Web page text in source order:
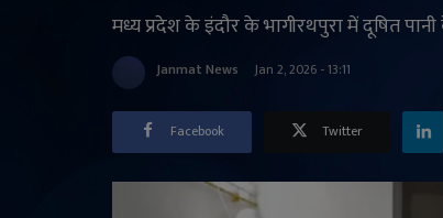
मध्य प्रदेश के इंदौर के भागीरथपुरा में दूषित
Janmat News Jan 2, 2026 - 13:11
Facebook Twitter